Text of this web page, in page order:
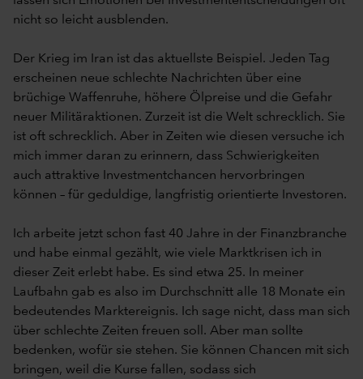
nicht so leicht ausblenden.
Der Krieg im Iran ist das aktuellste Beispiel. Jeden Tag
erscheinen neue schlechte Nachrichten über eine
brüchige Waffenruhe, höhere Ölpreise und die Gefahr
neuer Militäraktionen. Zurzeit ist die Welt schrecklich. Sie
ist oft schrecklich. Aber in Zeiten wie diesen versuche ich
mich immer daran zu erinnern, dass Schwierigkeiten
auch attraktive Investmentchancen hervorbringen
können – für geduldige, langfristig orientierte Investoren.
Ich arbeite jetzt schon fast 40 Jahre in der Finanzbranche
und habe einmal gezählt, wie viele Marktkrisen ich in
dieser Zeit erlebt habe. Es sind etwa 25. In meiner
Laufbahn gab es also im Durchschnitt alle 18 Monate ein
bedeutendes Marktereignis. Ich sage nicht, dass man sich
über schlechte Zeiten freuen soll. Aber man sollte
bedenken, wofür sie stehen. Sie können Chancen mit sich
bringen, weil die Kurse fallen, sodass sich